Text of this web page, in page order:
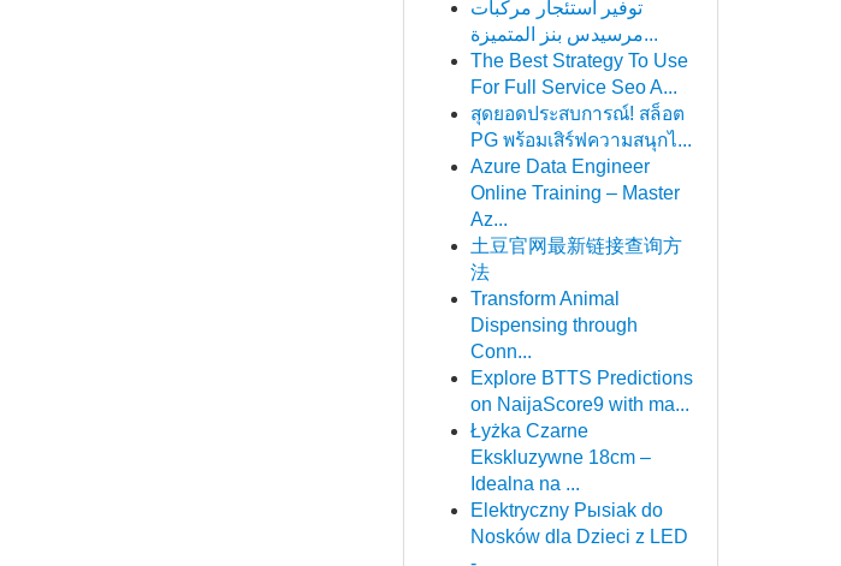
توفير استئجار مركبات
مرسيدس بنز المتميزة...
The Best Strategy To Use
For Full Service Seo A...
สุดยอดประสบการณ์! สล็อต
PG พร้อมเสิร์ฟความสนุกไ...
Azure Data Engineer
Online Training – Master
Az...
土豆官网最新链接查询方
法
Transform Animal
Dispensing through
Conn...
Explore BTTS Predictions
on NaijaScore9 with ma...
Łyżka Czarne
Ekskluzywne 18cm –
Idealna na ...
Elektryczny Pыsiak do
Nosków dla Dzieci z LED